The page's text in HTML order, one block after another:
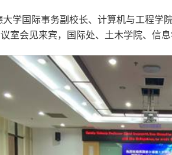
学国际事务副校长、计算机与工程学
室会见来宾，国际处、土木学院、信